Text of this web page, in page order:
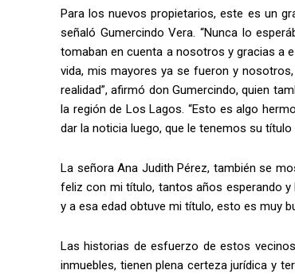
Para los nuevos propietarios, este es un
señaló Gumercindo Vera. “Nunca lo
tomaban en cuenta a nosotros y gracias a
vida, mis mayores ya se fueron y
realidad”, afirmó don Gumercindo, quien
la región de Los Lagos. “Esto es algo
dar la noticia luego, que le tenemos su título
La señora Ana Judith Pérez, también se
feliz con mi título, tantos años esperando y
y a esa edad obtuve mi título, esto es muy
Las historias de esfuerzo de estos
inmuebles, tienen plena certeza jurídica y